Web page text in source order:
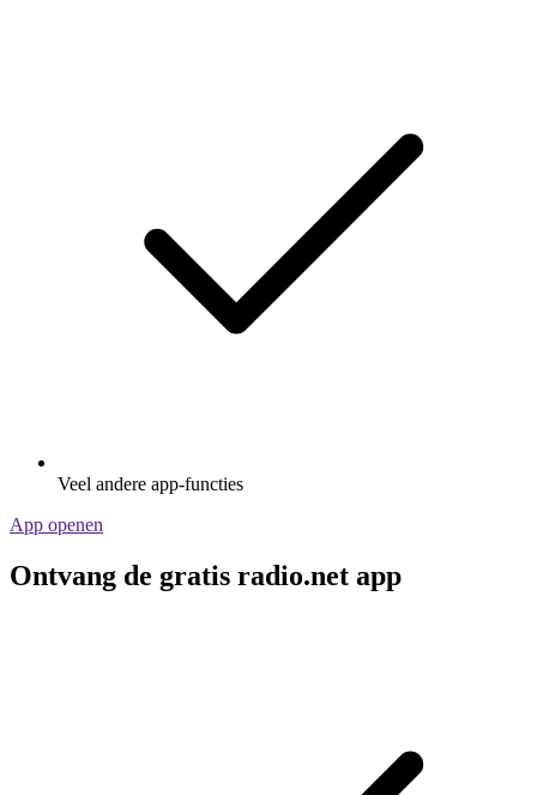
Veel andere app-functies
App openen
Ontvang de gratis radio.net app